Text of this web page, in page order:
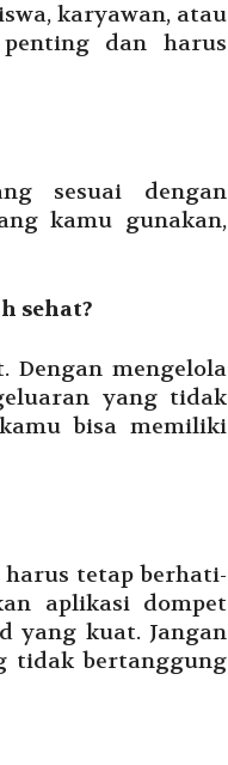
karyawan, atau
dan harus
sesuai dengan
kamu gunakan,
sehat?
Dengan mengelola
yang tidak
bisa memiliki
tetap berhati-
aplikasi dompet
yang kuat. Jangan
tidak bertanggung